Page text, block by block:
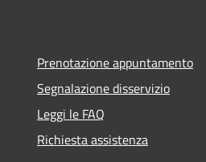
Prenotazione appuntamento
Segnalazione disservizio
Leggi le FAQ
Richiesta assistenza